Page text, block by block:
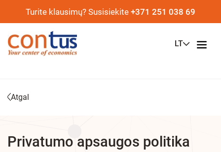
Turite klausimų? Susisiekite +371 251 038 69
LT
Atgal
Privatumo apsaugos politika